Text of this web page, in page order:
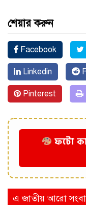
শেয়ার করুন
Facebook
Linkedin
Pinterest
ফটো
এ জাতীয় আরো